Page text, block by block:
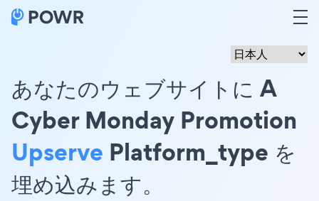
あなたのウェブサイトに A
Cyber Monday Promotion
Upserve Platform_type を
埋め込みます。